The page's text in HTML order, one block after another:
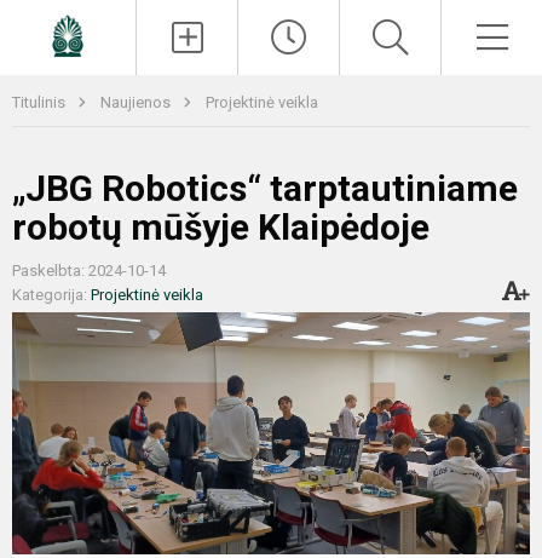
Titulinis Naujienos Projektinė veikla
„JBG Robotics“ tarptautiniame
robotų mūšyje Klaipėdoje
Paskelbta: 2024-10-14
Kategorija: Projektinė veikla